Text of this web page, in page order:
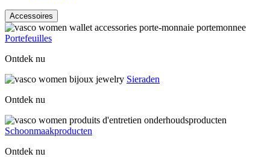
Accessoires
Portefeuilles
Ontdek nu
Sieraden
Ontdek nu
Schoonmaakproducten
Ontdek nu